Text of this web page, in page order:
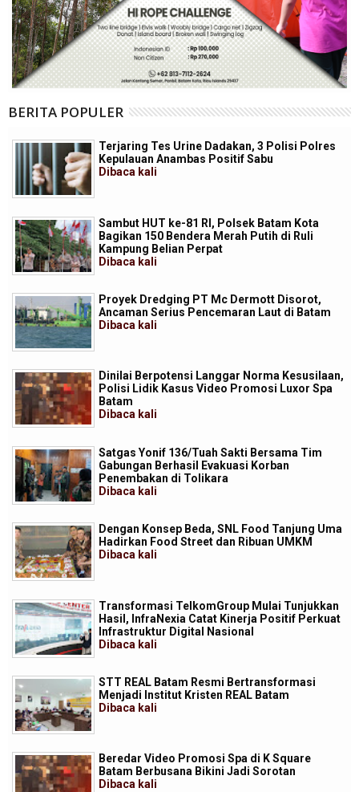
BERITA POPULER
Terjaring Tes Urine Dadakan, 3 Polisi Polres
Kepulauan Anambas Positif Sabu
Dibaca kali
Sambut HUT ke-81 RI, Polsek Batam Kota
Bagikan 150 Bendera Merah Putih di Ruli
Kampung Belian Perpat
Dibaca kali
Proyek Dredging PT Mc Dermott Disorot,
Ancaman Serius Pencemaran Laut di Batam
Dibaca kali
Dinilai Berpotensi Langgar Norma Kesusilaan,
Polisi Lidik Kasus Video Promosi Luxor Spa
Batam
Dibaca kali
Satgas Yonif 136/Tuah Sakti Bersama Tim
Gabungan Berhasil Evakuasi Korban
Penembakan di Tolikara
Dibaca kali
Dengan Konsep Beda, SNL Food Tanjung Uma
Hadirkan Food Street dan Ribuan UMKM
Dibaca kali
Transformasi TelkomGroup Mulai Tunjukkan
Hasil, InfraNexia Catat Kinerja Positif Perkuat
Infrastruktur Digital Nasional
Dibaca kali
STT REAL Batam Resmi Bertransformasi
Menjadi Institut Kristen REAL Batam
Dibaca kali
Beredar Video Promosi Spa di K Square
Batam Berbusana Bikini Jadi Sorotan
Dibaca kali